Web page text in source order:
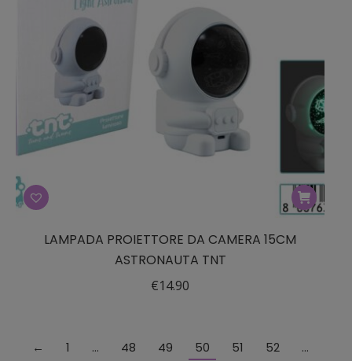
LAMPADA PROIETTORE DA CAMERA 15CM
ASTRONAUTA TNT
€14.90
← 1 … 48 49 50 51 52
…